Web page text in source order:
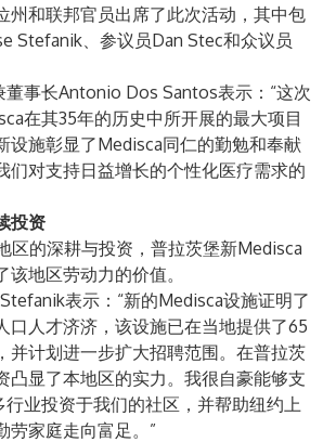
州和联邦官员出席了此次活动，其中包
Stefanik、参议员Dan Stec和众议员
董事长Antonio Dos Santos表示：“这次
在其35年的历史中所开展的最大项目
设施彰显了Medisca同仁的勤勉和奉献
们对支持日益增长的个性化医疗需求的
投资
区的深耕与投资，普拉茨堡新Medisca
地区劳动力的价值。
表示：“新的Medisca设施证明了
口人才济济，该设施已在当地提供了65
并计划进一步扩大招聘范围。在普拉茨
凸显了本地区的实力。我很自豪能够支
业投资于我们的社区，并帮助纽约上
劳家庭走向富足。”